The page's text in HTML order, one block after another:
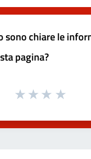
sono chiare le
pagina?